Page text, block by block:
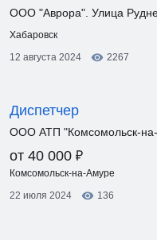
ООО "Аврора". Улица
Хабаровск
12 августа 2024
2267
Диспетчер
ООО АТП "Комсомольск-
от 40 000 ₽
Комсомольск-на-Амуре
22 июля 2024
136